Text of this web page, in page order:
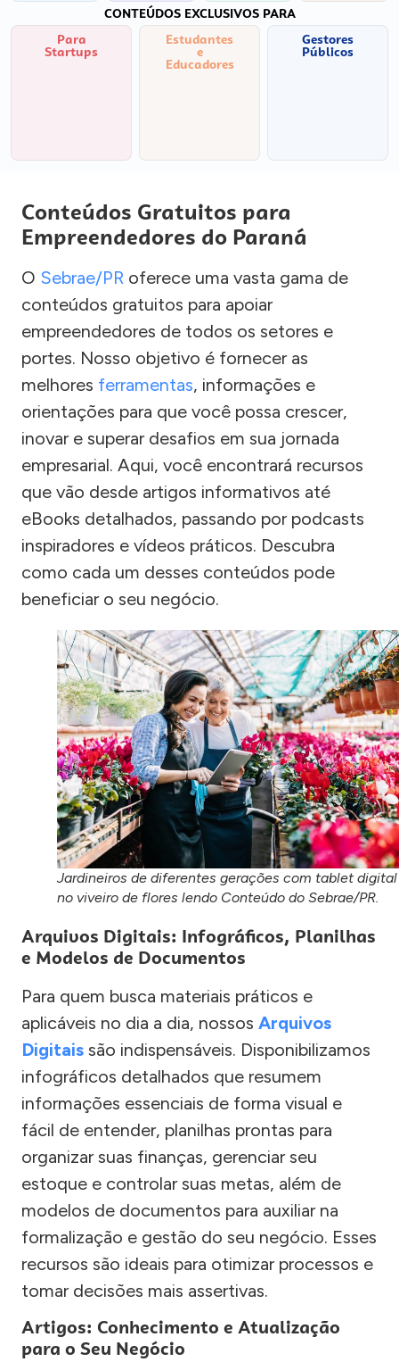
CONTEÚDOS EXCLUSIVOS PARA
Para
Startups
Estudantes
e
Educadores
Gestores
Públicos
Conteúdos Gratuitos para
Empreendedores do Paraná
O Sebrae/PR oferece uma vasta gama de
conteúdos gratuitos para apoiar
empreendedores de todos os setores e
portes. Nosso objetivo é fornecer as
melhores ferramentas, informações e
orientações para que você possa crescer,
inovar e superar desafios em sua jornada
empresarial. Aqui, você encontrará recursos
que vão desde artigos informativos até
eBooks detalhados, passando por podcasts
inspiradores e vídeos práticos. Descubra
como cada um desses conteúdos pode
beneficiar o seu negócio.
Jardineiros de diferentes gerações com tablet digital
no viveiro de flores lendo Conteúdo do Sebrae/PR.
Arquivos Digitais: Infográficos, Planilhas
e Modelos de Documentos
Para quem busca materiais práticos e
aplicáveis no dia a dia, nossos Arquivos
Digitais são indispensáveis. Disponibilizamos
infográficos detalhados que resumem
informações essenciais de forma visual e
fácil de entender, planilhas prontas para
organizar suas finanças, gerenciar seu
estoque e controlar suas metas, além de
modelos de documentos para auxiliar na
formalização e gestão do seu negócio. Esses
recursos são ideais para otimizar processos e
tomar decisões mais assertivas.
Artigos: Conhecimento e Atualização
para o Seu Negócio